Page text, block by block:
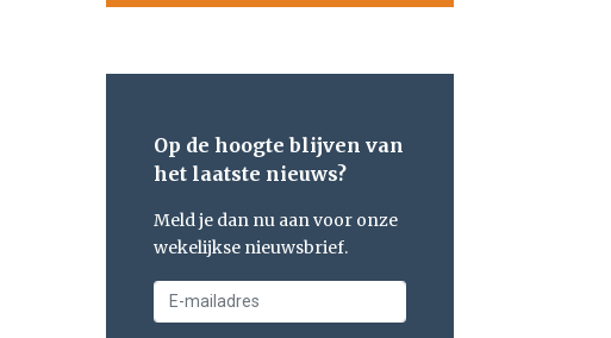
Op de hoogte blijven van
het laatste nieuws?
Meld je dan nu aan voor onze
wekelijkse nieuwsbrief.